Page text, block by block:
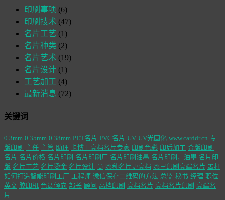
印刷事项 (6)
印刷技术 (47)
名片工艺 (1)
名片种类 (2)
名片艺术 (19)
名片设计 (1)
工艺加工 (4)
最新消息 (72)
关键词
0.3mm 0.35mm 0.38mm PET名片 PVC名片 UV UV光固化 www.carddr.cn 专
版印刷 主任 主管 助理 卡博士高档名片专家 印刷色彩 印后加工 合版印刷
名片 名片价格 名片印刷 名片印刷厂 名片印刷油墨 名片印刷，油墨 名片印
版 名片工艺 名片烫金 名片设计 员 哪种名片更高档 哪里印刷高端名片 墨杠
如何打造智能印刷工厂 工程师 微信保存二维码的方法 总监 秘书 经理 职位
英文 胶印机 色调倾向 部长 顾问 高档印刷 高档名片 高档名片印刷 高端名
片